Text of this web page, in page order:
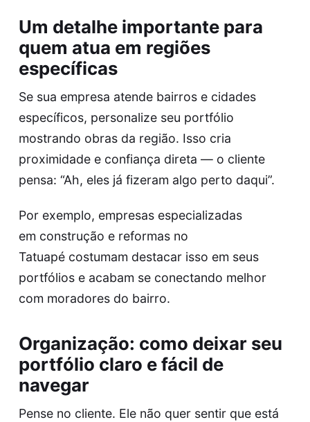
Um detalhe importante para
quem atua em regiões
específicas
Se sua empresa atende bairros e cidades
específicos, personalize seu portfólio
mostrando obras da região. Isso cria
proximidade e confiança direta — o cliente
pensa: “Ah, eles já fizeram algo perto daqui”.
Por exemplo, empresas especializadas
em construção e reformas no
Tatuapécostumam destacar isso em seus
portfólios e acabam se conectando melhor
com moradores do bairro.
Organização: como deixar seu
portfólio claro e fácil de
navegar
Pense no cliente. Ele não quer sentir que está